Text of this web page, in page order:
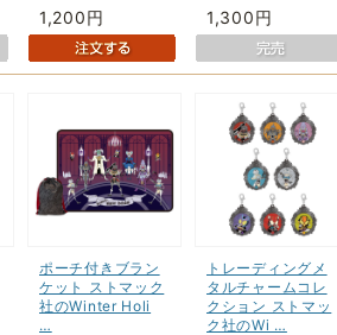
1,200円 1,300円
ポーチ付きブラン
ケット ストマック
社のWinter Holi
…
トレーディングメ
タルチャームコレ
クション ストマッ
ク社のWi …